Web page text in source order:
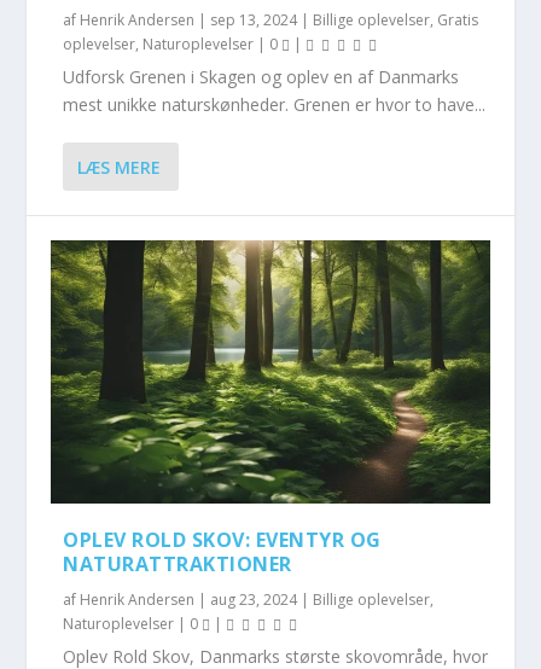
af Henrik Andersen | sep 13, 2024| Billige oplevelser, Gratis
oplevelser, Naturoplevelser | 0 |
Udforsk Grenen i Skagen og oplev en af Danmarks
mest unikke naturskønheder. Grenen er hvor to have...
LÆS MERE
OPLEV ROLD SKOV: EVENTYR OG
NATURATTRAKTIONER
af Henrik Andersen | aug 23, 2024| Billige oplevelser,
Naturoplevelser | 0 |
Oplev Rold Skov, Danmarks største skovområde, hvor